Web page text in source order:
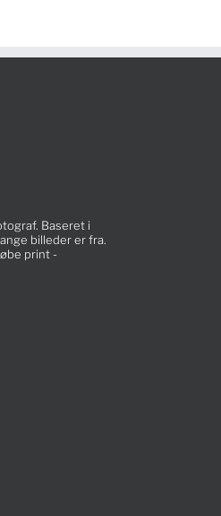
Baseret i
billeder er fra.
print -